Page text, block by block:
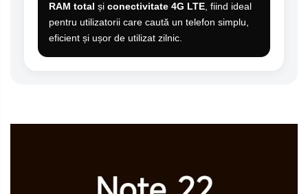
RAM total și conectivitate 4G LTE , fiind ideal
pentru utilizatorii care caută un telefon simplu,
eficient și ușor de utilizat zilnic.